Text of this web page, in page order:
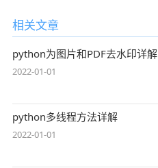
相关文章
python为图片和PDF去水印详解
2022-01-01
python多线程方法详解
2022-01-01